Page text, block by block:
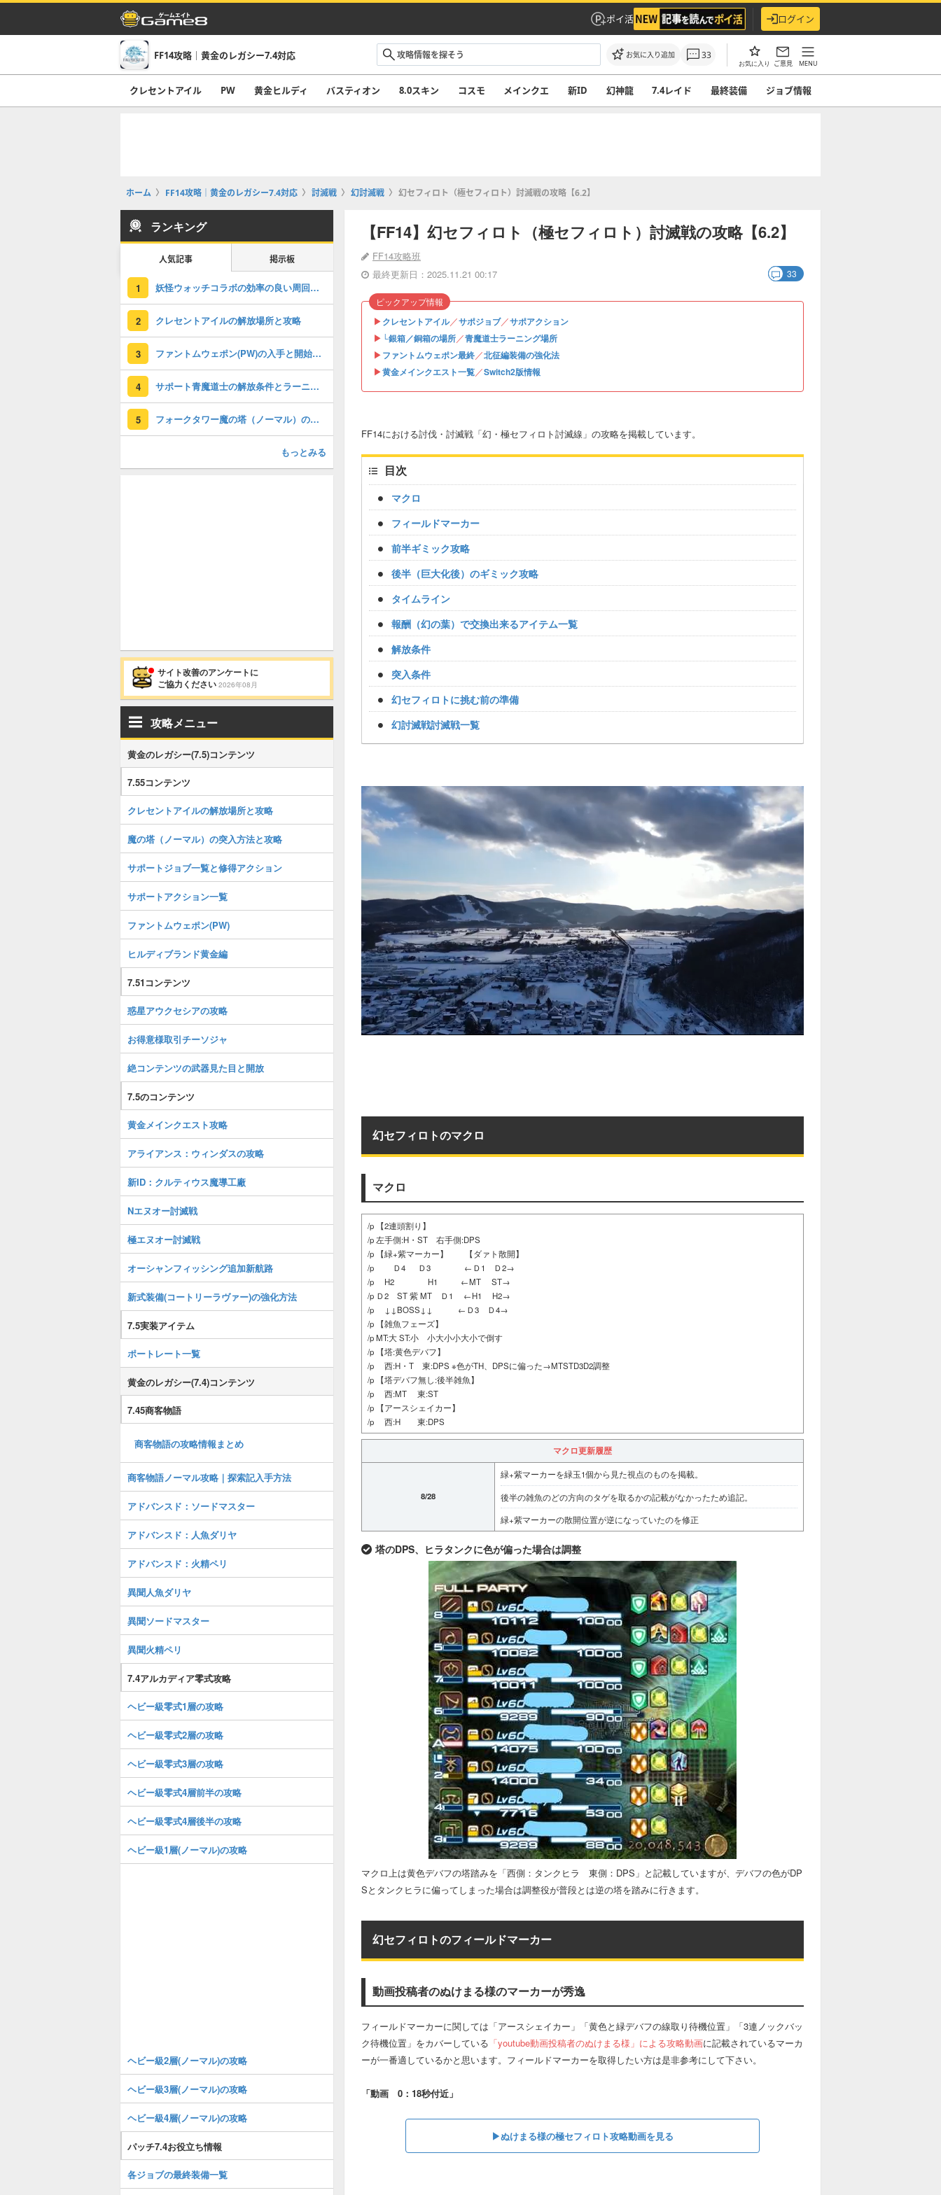
ポイ活 ログイン
FF14攻略｜黄金のレガシー7.4対応 お気に入り追加 33
お気に入り ご意見 MENU
クレセントアイル PW 黄金ヒルディ バスティオン 8.0スキン コスモ メインクエ 新ID 幻神龍 7.4レイド 最終装備 ジョブ情報
ホーム FF14攻略｜黄金のレガシー7.4対応 討滅戦 幻討滅戦 幻セフィロト（極セフィロト）討滅戦の攻略【6.2】
【FF14】幻セフィロト（極セフィロト）討滅戦の攻略【6.2】
FF14攻略班
最終更新日：2025.11.21 00:17
33
▶クレセントアイル／サポジョブ／サポアクション
▶ └銀箱／銅箱の場所／青魔道士ラーニング場所
▶ファントムウェポン最終／北征編装備の強化法
▶黄金メインクエスト一覧／Switch2版情報
ピックアップ情報
FF14における討伐・討滅戦「幻・極セフィロト討滅線」の攻略を掲載しています。
目次
マクロ
フィールドマーカー
前半ギミック攻略
後半（巨大化後）のギミック攻略
タイムライン
報酬（幻の葉）で交換出来るアイテム一覧
解放条件
突入条件
幻セフィロトに挑む前の準備
幻討滅戦討滅戦一覧
幻セフィロトのマクロ
マクロ
/p 【2連頭割り】
/p 左手側:H・ST 右手側:DPS
/p 【緑+紫マーカー】 【ダァト散開】
/p Ｄ4 Ｄ3 ←Ｄ1 Ｄ2→
/p H2 H1 ←MT ST→
/p Ｄ2 ST 紫 MT Ｄ1 ←H1 H2→
/p ↓↓BOSS↓↓ ←Ｄ3 Ｄ4→
/p 【雑魚フェーズ】
/p MT:大 ST:小 小大小小大小で倒す
/p 【塔:黄色デバフ】
/p 西:H・T 東:DPS ※色がTH、DPSに偏った→MTSTD3D2調整
/p 【塔デバフ無し:後半雑魚】
/p 西:MT 東:ST
/p 【アースシェイカー】
/p 西:H 東:DPS
マクロ更新履歴
8/28
緑+紫マーカーを緑玉1個から見た視点のものを掲載。
後半の雑魚のどの方向のタゲを取るかの記載がなかったため追記。
緑+紫マーカーの散開位置が逆になっていたのを修正
塔のDPS、ヒラタンクに色が偏った場合は調整
マクロ上は黄色デバフの塔踏みを「西側：タンクヒラ 東側：DPS」と記載していますが、デバフの色がDP
Sとタンクヒラに偏ってしまった場合は調整役が普段とは逆の塔を踏みに行きます。
幻セフィロトのフィールドマーカー
動画投稿者のぬけまる様のマーカーが秀逸
フィールドマーカーに関しては「アースシェイカー」「黄色と緑デバフの線取り待機位置」「3連ノックバッ
ク待機位置」をカバーしている 「youtube動画投稿者のぬけまる様」による攻略動画に記載されているマーカ
ーが一番適しているかと思います。フィールドマーカーを取得したい方は是非参考にして下さい。
「動画 0：18秒付近」
▶ぬけまる様の極セフィロト攻略動画を見る
ランキング
人気記事 掲示板
1 妖怪ウォッチコラボの効率の良い周回方法｜マウントや武器情報
2 クレセントアイルの解放場所と攻略
3 ファントムウェポン(PW)の入手と開始場所｜4段階目最終強化
4 サポート青魔道士の解放条件とラーニング方法や場所
5 フォークタワー魔の塔（ノーマル）の突入方法と攻略
もっとみる
サイト改善のアンケートに
ご協力ください 2026年08月
攻略メニュー
黄金のレガシー(7.5)コンテンツ
7.55コンテンツ
クレセントアイルの解放場所と攻略
魔の塔（ノーマル）の突入方法と攻略
サポートジョブ一覧と修得アクション
サポートアクション一覧
ファントムウェポン(PW)
ヒルディブランド黄金編
7.51コンテンツ
惑星アウクセシアの攻略
お得意様取引チーソジャ
絶コンテンツの武器見た目と開放
7.5のコンテンツ
黄金メインクエスト攻略
アライアンス：ウィンダスの攻略
新ID：クルティウス魔導工廠
Nエヌオー討滅戦
極エヌオー討滅戦
オーシャンフィッシング追加新航路
新式装備(コートリーラヴァー)の強化方法
7.5実装アイテム
ポートレート一覧
黄金のレガシー(7.4)コンテンツ
7.45商客物語
商客物語の攻略情報まとめ
商客物語ノーマル攻略｜探索記入手方法
アドバンスド：ソードマスター
アドバンスド：人魚ダリヤ
アドバンスド：火精ペリ
異聞人魚ダリヤ
異聞ソードマスター
異聞火精ペリ
7.4アルカディア零式攻略
ヘビー級零式1層の攻略
ヘビー級零式2層の攻略
ヘビー級零式3層の攻略
ヘビー級零式4層前半の攻略
ヘビー級零式4層後半の攻略
ヘビー級1層(ノーマル)の攻略
ヘビー級2層(ノーマル)の攻略
ヘビー級3層(ノーマル)の攻略
ヘビー級4層(ノーマル)の攻略
パッチ7.4お役立ち情報
各ジョブの最終装備一覧